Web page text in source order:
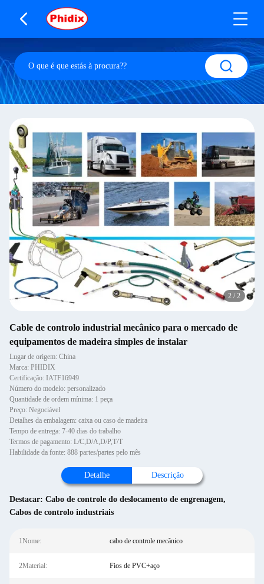
2 / 2
Cable de controlo industrial mecânico para o mercado de
equipamentos de madeira simples de instalar
Lugar de origem: China
Marca: PHIDIX
Certificação: IATF16949
Número do modelo: personalizado
Quantidade de ordem mínima: 1 peça
Preço: Negociável
Detalhes da embalagem: caixa ou caso de madeira
Tempo de entrega: 7-40 dias do trabalho
Termos de pagamento: L/C,D/A,D/P,T/T
Habilidade da fonte: 888 partes/partes pelo mês
Detalhe Descrição
Destacar: Cabo de controle do deslocamento de engrenagem,
Cabos de controlo industriais
1Nome: cabo de controle mecânico
2Material: Fios de PVC+aço